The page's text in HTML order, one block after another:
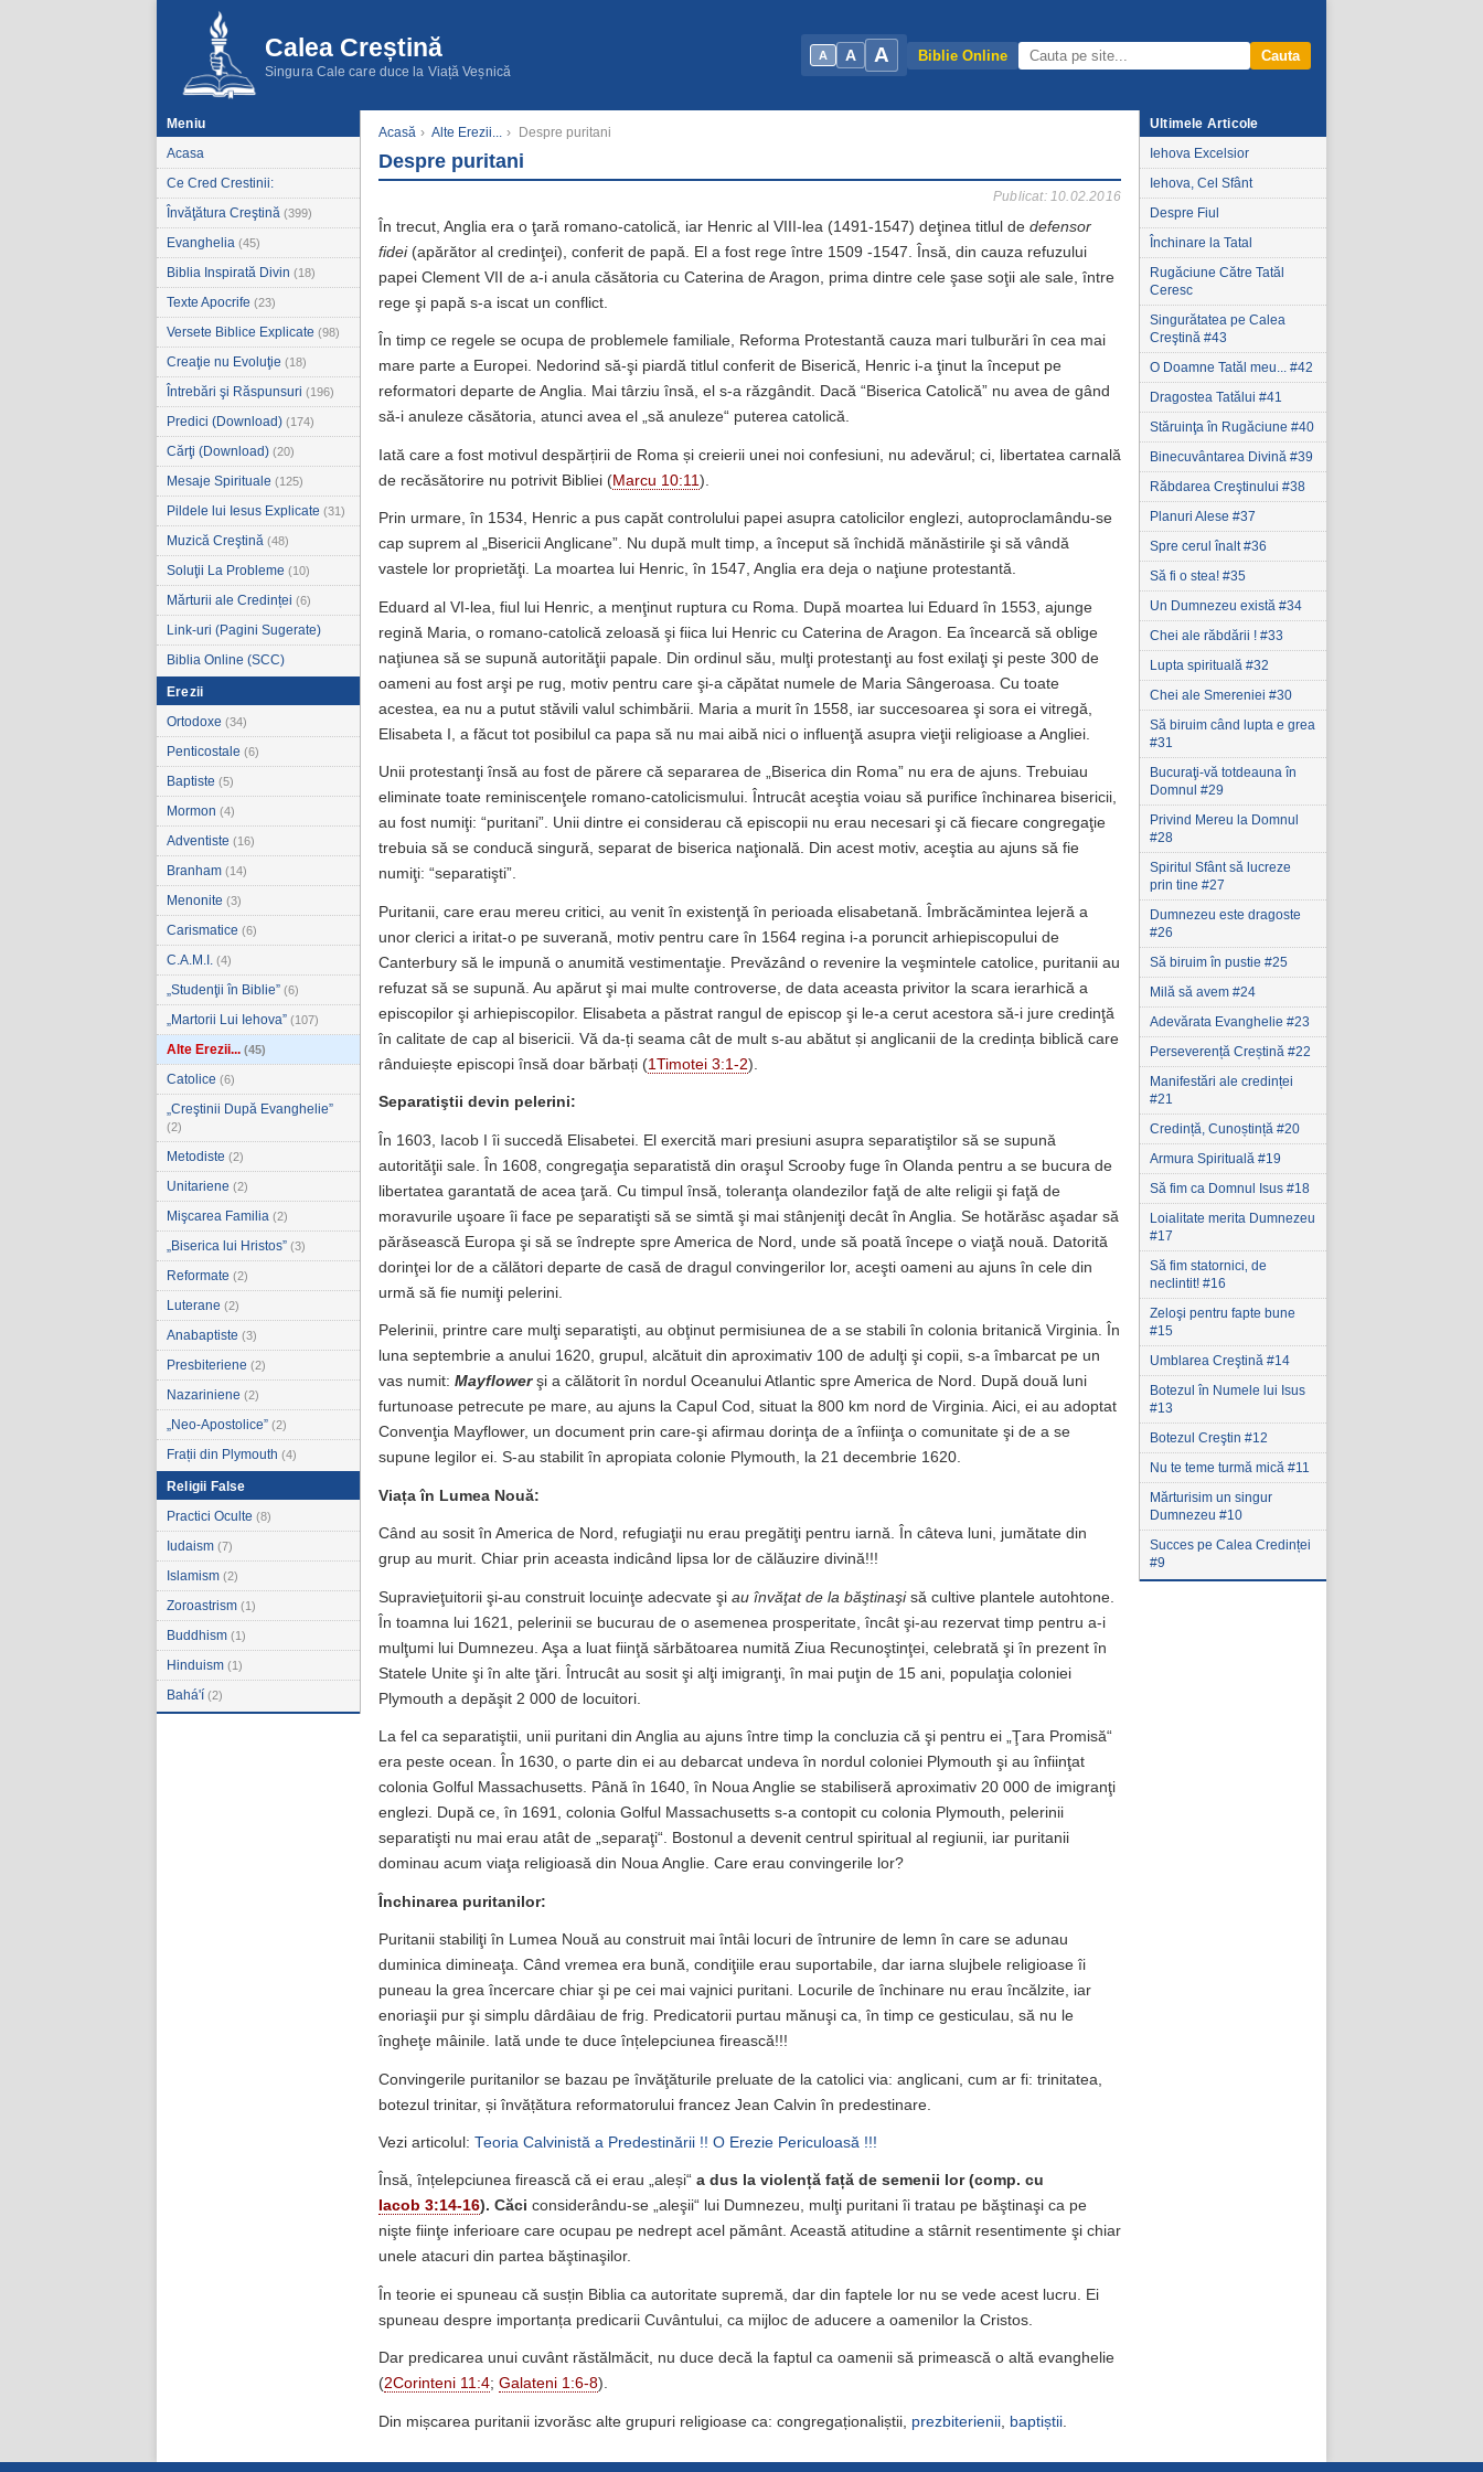
Calea Creștină
Singura Cale care duce la Viață Veșnică
A A A Biblie Online Cauta
Meniu
Acasa
Ce Cred Crestinii:
Învăţătura Creştină (399)
Evanghelia (45)
Biblia Inspirată Divin (18)
Texte Apocrife (23)
Versete Biblice Explicate (98)
Creaţie nu Evoluţie (18)
Întrebări şi Răspunsuri (196)
Predici (Download) (174)
Cărţi (Download) (20)
Mesaje Spirituale (125)
Pildele lui Iesus Explicate (31)
Muzică Creştină (48)
Soluţii La Probleme (10)
Mărturii ale Credinței (6)
Link-uri (Pagini Sugerate)
Biblia Online (SCC)
Erezii
Ortodoxe (34)
Penticostale (6)
Baptiste (5)
Mormon (4)
Adventiste (16)
Branham (14)
Menonite (3)
Carismatice (6)
C.A.M.I. (4)
„Studenţii în Biblie” (6)
„Martorii Lui Iehova” (107)
Alte Erezii... (45)
Catolice (6)
„Creştinii După Evanghelie”
(2)
Metodiste (2)
Unitariene (2)
Mişcarea Familia (2)
„Biserica lui Hristos” (3)
Reformate (2)
Luterane (2)
Anabaptiste (3)
Presbiteriene (2)
Nazariniene (2)
„Neo-Apostolice” (2)
Frații din Plymouth (4)
Religii False
Practici Oculte (8)
Iudaism (7)
Islamism (2)
Zoroastrism (1)
Buddhism (1)
Hinduism (1)
Bahá'í (2)
Acasă › Alte Erezii... › Despre puritani
Despre puritani
Publicat: 10.02.2016
În trecut, Anglia era o ţară romano-catolică, iar Henric al VIII-lea (1491-1547) deţinea titlul de defensor
fidei (apărător al credinţei), conferit de papă. El a fost rege între 1509 -1547. Însă, din cauza refuzului
papei Clement VII de a-i anula căsătoria cu Caterina de Aragon, prima dintre cele şase soţii ale sale, între
rege şi papă s-a iscat un conflict.
În timp ce regele se ocupa de problemele familiale, Reforma Protestantă cauza mari tulburări în cea mai
mare parte a Europei. Nedorind să-şi piardă titlul conferit de Biserică, Henric i-a ţinut la început pe
reformatori departe de Anglia. Mai târziu însă, el s-a răzgândit. Dacă “Biserica Catolică” nu avea de gând
să-i anuleze căsătoria, atunci avea el „să anuleze“ puterea catolică.
Iată care a fost motivul despărțirii de Roma și creierii unei noi confesiuni, nu adevărul; ci, libertatea carnală
de recăsătorire nu potrivit Bibliei (Marcu 10:11 ).
Prin urmare, în 1534, Henric a pus capăt controlului papei asupra catolicilor englezi, autoproclamându-se
cap suprem al „Bisericii Anglicane”. Nu după mult timp, a început să închidă mănăstirile şi să vândă
vastele lor proprietăţi. La moartea lui Henric, în 1547, Anglia era deja o naţiune protestantă.
Eduard al VI-lea, fiul lui Henric, a menţinut ruptura cu Roma. După moartea lui Eduard în 1553, ajunge
regină Maria, o romano-catolică zeloasă şi fiica lui Henric cu Caterina de Aragon. Ea încearcă să oblige
naţiunea să se supună autorităţii papale. Din ordinul său, mulţi protestanţi au fost exilaţi şi peste 300 de
oameni au fost arşi pe rug, motiv pentru care şi-a căpătat numele de Maria Sângeroasa. Cu toate
acestea, ea nu a putut stăvili valul schimbării. Maria a murit în 1558, iar succesoarea şi sora ei vitregă,
Elisabeta I, a făcut tot posibilul ca papa să nu mai aibă nici o influenţă asupra vieţii religioase a Angliei.
Unii protestanţi însă au fost de părere că separarea de „Biserica din Roma” nu era de ajuns. Trebuiau
eliminate toate reminiscenţele romano-catolicismului. Întrucât aceştia voiau să purifice închinarea bisericii,
au fost numiţi: “puritani”. Unii dintre ei considerau că episcopii nu erau necesari şi că fiecare congregaţie
trebuia să se conducă singură, separat de biserica naţională. Din acest motiv, aceştia au ajuns să fie
numiţi: “separatişti”.
Puritanii, care erau mereu critici, au venit în existenţă în perioada elisabetană. Îmbrăcămintea lejeră a
unor clerici a iritat-o pe suverană, motiv pentru care în 1564 regina i-a poruncit arhiepiscopului de
Canterbury să le impună o anumită vestimentaţie. Prevăzând o revenire la veşmintele catolice, puritanii au
refuzat să se supună. Au apărut şi mai multe controverse, de data aceasta privitor la scara ierarhică a
episcopilor şi arhiepiscopilor. Elisabeta a păstrat rangul de episcop şi le-a cerut acestora să-i jure credinţă
în calitate de cap al bisericii. Vă da-ți seama cât de mult s-au abătut și anglicanii de la credința biblică care
rânduiește episcopi însă doar bărbați (1Timotei 3:1-2).
Separatiştii devin pelerini:
În 1603, Iacob I îi succedă Elisabetei. El exercită mari presiuni asupra separatiştilor să se supună
autorităţii sale. În 1608, congregaţia separatistă din oraşul Scrooby fuge în Olanda pentru a se bucura de
libertatea garantată de acea ţară. Cu timpul însă, toleranţa olandezilor faţă de alte religii şi faţă de
moravurile uşoare îi face pe separatişti să se simtă şi mai stânjeniţi decât în Anglia. Se hotărăsc aşadar să
părăsească Europa şi să se îndrepte spre America de Nord, unde să poată începe o viaţă nouă. Datorită
dorinţei lor de a călători departe de casă de dragul convingerilor lor, aceşti oameni au ajuns în cele din
urmă să fie numiţi pelerini.
Pelerinii, printre care mulţi separatişti, au obţinut permisiunea de a se stabili în colonia britanică Virginia. În
luna septembrie a anului 1620, grupul, alcătuit din aproximativ 100 de adulţi şi copii, s-a îmbarcat pe un
vas numit: Mayflower şi a călătorit în nordul Oceanului Atlantic spre America de Nord. După două luni
furtunoase petrecute pe mare, au ajuns la Capul Cod, situat la 800 km nord de Virginia. Aici, ei au adoptat
Convenţia Mayflower, un document prin care-şi afirmau dorinţa de a înfiinţa o comunitate şi de a se
supune legilor ei. S-au stabilit în apropiata colonie Plymouth, la 21 decembrie 1620.
Viațaîn Lumea Nouă:
Când au sosit în America de Nord, refugiaţii nu erau pregătiţi pentru iarnă. În câteva luni, jumătate din
grup au murit. Chiar prin aceasta indicând lipsa lor de călăuzire divină!!!
Supravieţuitorii şi-au construit locuinţe adecvate şi au învăţat de la băştinaşisă cultive plantele autohtone.
În toamna lui 1621, pelerinii se bucurau de o asemenea prosperitate, încât şi-au rezervat timp pentru a-i
mulţumi lui Dumnezeu. Aşa a luat fiinţă sărbătoarea numită Ziua Recunoştinţei, celebrată şi în prezent în
Statele Unite şi în alte ţări. Întrucât au sosit şi alţi imigranţi, în mai puţin de 15 ani, populaţia coloniei
Plymouth a depăşit 2 000 de locuitori.
La fel ca separatiştii, unii puritani din Anglia au ajuns între timp la concluzia că şi pentru ei „Ţara Promisă“
era peste ocean. În 1630, o parte din ei au debarcat undeva în nordul coloniei Plymouth şi au înfiinţat
colonia Golful Massachusetts. Până în 1640, în Noua Anglie se stabiliseră aproximativ 20 000 de imigranţi
englezi. După ce, în 1691, colonia Golful Massachusetts s-a contopit cu colonia Plymouth, pelerinii
separatişti nu mai erau atât de „separaţi“. Bostonul a devenit centrul spiritual al regiunii, iar puritanii
dominau acum viaţa religioasă din Noua Anglie. Care erau convingerile lor?
Închinarea puritanilor:
Puritanii stabiliţi în Lumea Nouă au construit mai întâi locuri de întrunire de lemn în care se adunau
duminica dimineaţa. Când vremea era bună, condiţiile erau suportabile, dar iarna slujbele religioase îi
puneau la grea încercare chiar şi pe cei mai vajnici puritani. Locurile de închinare nu erau încălzite, iar
enoriaşii pur şi simplu dârdâiau de frig. Predicatorii purtau mănuşi ca, în timp ce gesticulau, să nu le
îngheţe mâinile. Iată unde te duce înțelepciunea firească!!!
Convingerile puritanilor se bazau pe învăţăturile preluate de la catolici via: anglicani, cum ar fi: trinitatea,
botezul trinitar, și învățătura reformatorului francez Jean Calvin în predestinare.
Vezi articolul: Teoria Calvinistă a Predestinării !! O Erezie Periculoasă !!!
Însă, înțelepciunea firească că ei erau „aleși“ a dus la violență față de semenii lor(comp. cu
Iacob 3:14-16). Căci considerându-se „aleşii“ lui Dumnezeu, mulţi puritani îi tratau pe băştinaşi ca pe
nişte fiinţe inferioare care ocupau pe nedrept acel pământ. Această atitudine a stârnit resentimente şi chiar
unele atacuri din partea băştinaşilor.
În teorie ei spuneau că susțin Biblia ca autoritate supremă, dar din faptele lor nu se vede acest lucru. Ei
spuneau despre importanța predicarii Cuvântului, ca mijloc de aducere a oamenilor la Cristos.
Dar predicarea unui cuvânt răstălmăcit, nu duce decă la faptul ca oamenii să primească o altă evanghelie
(2Corinteni 11:4; Galateni 1:6-8).
Din mișcarea puritanii izvorăsc alte grupuri religioase ca: congregaționaliștii, prezbiterienii baptiștii
Ultimele Articole
Iehova Excelsior
Iehova, Cel Sfânt
Despre Fiul
Închinare la Tatal
Rugăciune Către Tatăl
Ceresc
Singurătatea pe Calea
Creştină #43
O Doamne Tatăl meu... #42
Dragostea Tatălui #41
Stăruinţa în Rugăciune #40
Binecuvântarea Divină #39
Răbdarea Creştinului #38
Planuri Alese #37
Spre cerul înalt #36
Să fi o stea! #35
Un Dumnezeu există #34
Chei ale răbdării ! #33
Lupta spirituală #32
Chei ale Smereniei #30
Să biruim când lupta e grea
#31
Bucuraţi-vă totdeauna în
Domnul #29
Privind Mereu la Domnul
#28
Spiritul Sfânt să lucreze
prin tine #27
Dumnezeu este dragoste
#26
Să biruim în pustie #25
Milă să avem #24
Adevărata Evanghelie #23
Perseverență Creștină #22
Manifestări ale credinței
#21
Credință, Cunoștință #20
Armura Spirituală #19
Să fim ca Domnul Isus #18
Loialitate merita Dumnezeu
#17
Să fim statornici‚ de
neclintit! #16
Zeloşi pentru fapte bune
#15
Umblarea Creştină #14
Botezul în Numele lui Isus
#13
Botezul Creştin #12
Nu te teme turmă mică #11
Mărturisim un singur
Dumnezeu #10
Succes pe Calea Credinței
#9